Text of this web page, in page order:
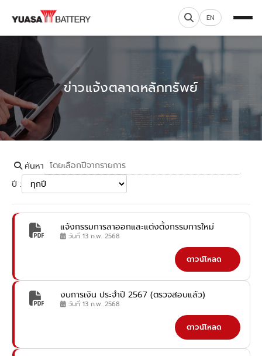
EN
ข่าวแจ้งตลาดหลักทรัพย์
ค้นหา
ปี :
แจ้งกรรมการลาออกและแต่งตั้งกรรมการใหม่
วันที่ 13 ก.พ. 2568
ดาวน์โหลด
งบการเงิน ประจำปี 2567 (ตรวจสอบแล้ว)
วันที่ 13 ก.พ. 2568
ดาวน์โหลด